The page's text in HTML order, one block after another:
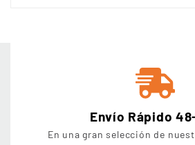
Envío Rápido
En una gran selección de